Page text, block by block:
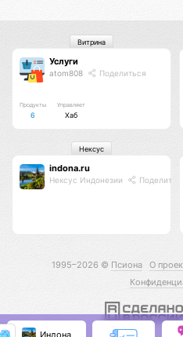
Услуги
atom808 Поделиться
Продукты
6
Управляет
Хаб
Витрина
indona.ru
Нексус Индонезии Поделиться
Нексус
1995–2026 © Псиона О
Индона